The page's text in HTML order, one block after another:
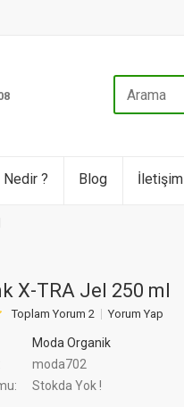
Nedir ? Blog İletişim
X-TRA Jel 250 ml
Toplam Yorum 2 Yorum Yap
Moda Organik
moda702
Stokda Yok !